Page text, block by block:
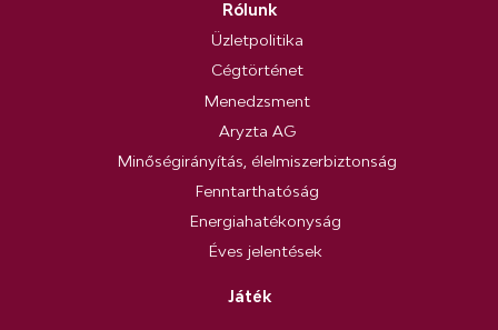
Rólunk
Üzletpolitika
Cégtörténet
Menedzsment
Aryzta AG
Minőségirányítás, élelmiszerbiztonság
Fenntarthatóság
Energiahatékonyság
Éves jelentések
Játék